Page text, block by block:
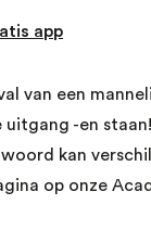
app
van een
uitgang -en
kan
op onze